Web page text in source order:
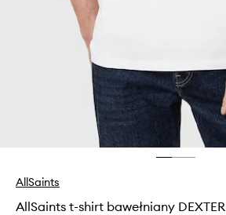
AllSaints
AllSaints t-shirt bawełniany DEXTER